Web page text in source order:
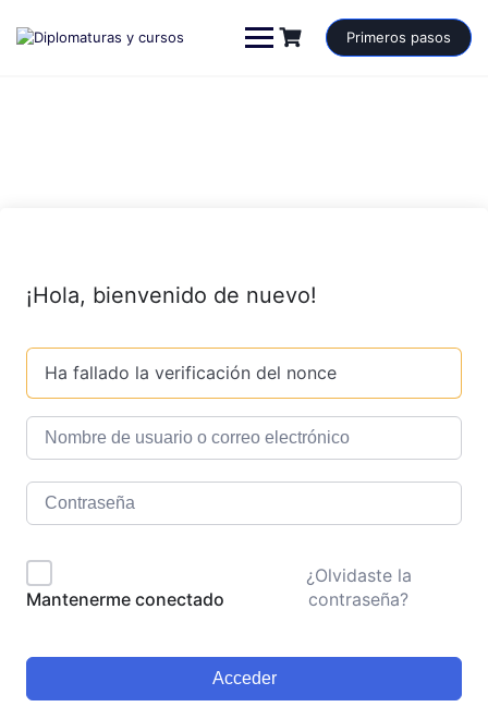
contenido
Primeros pasos
¡Hola, bienvenido de nuevo!
Ha fallado la verificación del nonce
Mantenerme conectado
¿Olvidaste la
contraseña?
Acceder